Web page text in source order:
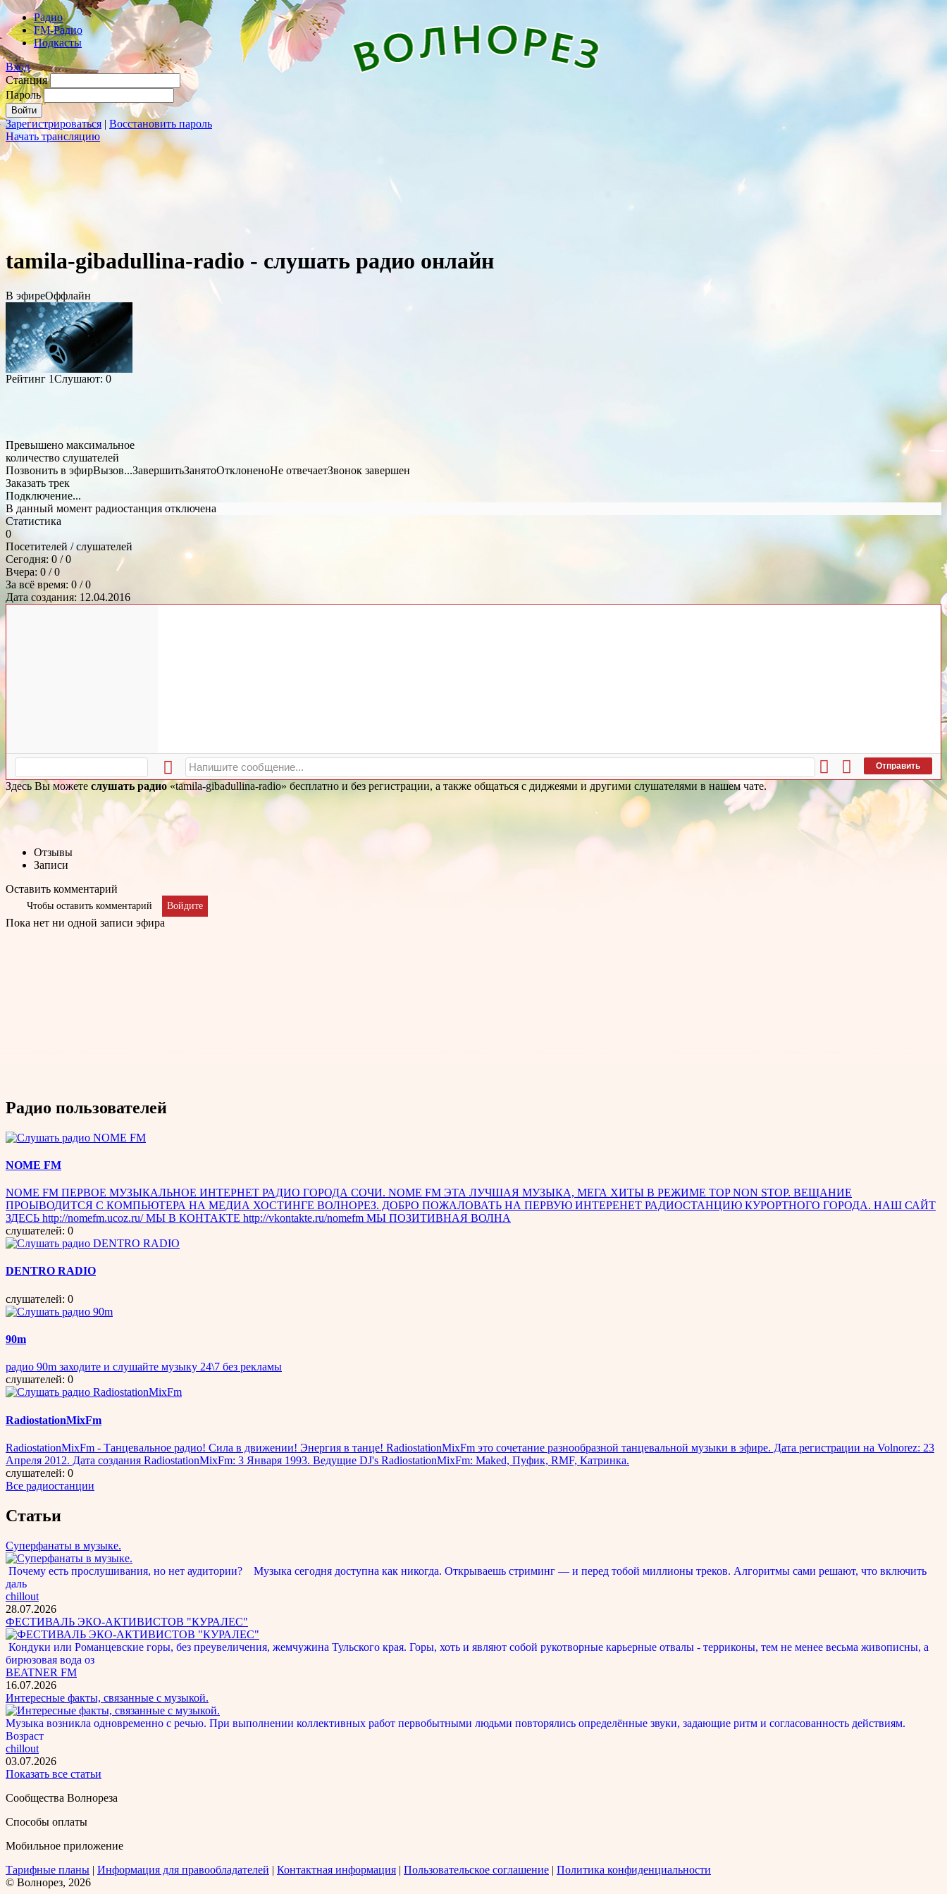
Радио
FM-Радио
Подкасты
Вход
Станция
Пароль
Зарегистрироваться | Восстановить пароль
Начать трансляцию
tamila-gibadullina-radio - слушать радио онлайн
В эфиреОффлайн
Рейтинг 1Слушают: 0
Превышено максимальное
количество слушателей
Позвонить в эфирВызов...ЗавершитьЗанятоОтклоненоНе отвечаетЗвонок завершен
Заказать трек
Подключение...
В данный момент радиостанция отключена
Статистика
0
Посетителей / слушателей
Сегодня: 0 / 0
Вчера: 0 / 0
За всё время: 0 / 0
Дата создания: 12.04.2016
Отправить
Здесь Вы можете слушать радио«tamila-gibadullina-radio» бесплатно и без регистрации, а также общаться с диджеями и другими слушателями в нашем чате.
Отзывы
Записи
Оставить комментарий
Чтобы оставить комментарий Войдите
Пока нет ни одной записи эфира
Радио пользователей
NOME FM
NOME FM ПЕРВОЕ МУЗЫКАЛЬНОЕ ИНТЕРНЕТ РАДИО ГОРОДА СОЧИ. NOME FM ЭТА ЛУЧШАЯ МУЗЫКА, МЕГА ХИТЫ В РЕЖИМЕ TOP NON STOP. ВЕЩАНИЕ
ПРОЫВОДИТСЯ С КОМПЬЮТЕРА НА МЕДИА ХОСТИНГЕ ВОЛНОРЕЗ. ДОБРО ПОЖАЛОВАТЬ НА ПЕРВУЮ ИНТЕРЕНЕТ РАДИОСТАНЦИЮ КУРОРТНОГО ГОРОДА. НАШ САЙТ
ЗДЕСЬ http://nomefm.ucoz.ru/ МЫ В КОНТАКТЕ http://vkontakte.ru/nomefm МЫ ПОЗИТИВНАЯ ВОЛНА
слушателей: 0
DENTRO RADIO
слушателей: 0
90m
радио 90m заходите и слушайте музыку 24\7 без рекламы
слушателей: 0
RadiostationMixFm
RadiostationMixFm - Танцевальное радио! Сила в движении! Энергия в танце! RadiostationMixFm это сочетание разнообразной танцевальной музыки в эфире. Дата регистрации на Volnorez: 23
Апреля 2012. Дата создания RadiostationMixFm: 3 Января 1993. Ведущие DJ's RadiostationMixFm: Maked, Пуфик, RMF, Катринка.
слушателей: 0
Все радиостанции
Статьи
Суперфанаты в музыке.
Почему есть прослушивания, но нет аудитории? Музыка сегодня доступна как никогда. Открываешь стриминг — и перед тобой миллионы треков. Алгоритмы сами решают, что включить
даль
chillout
28.07.2026
ФЕСТИВАЛЬ ЭКО-АКТИВИСТОВ "КУРАЛЕС"
Кондуки или Романцевские горы, без преувеличения, жемчужина Тульского края. Горы, хоть и являют собой рукотворные карьерные отвалы - терриконы, тем не менее весьма живописны, а
бирюзовая вода оз
BEATNER FM
16.07.2026
Интересные факты, связанные с музыкой.
Музыка возникла одновременно с речью. При выполнении коллективных работ первобытными людьми повторялись определённые звуки, задающие ритм и согласованность действиям.
Возраст
chillout
03.07.2026
Показать все статьи
Сообщества Волнореза
Способы оплаты
Мобильное приложение
Тарифные планы | Информация для правообладателей | Контактная информация | Пользовательское соглашение | Политика конфиденциальности
© Волнорез, 2026